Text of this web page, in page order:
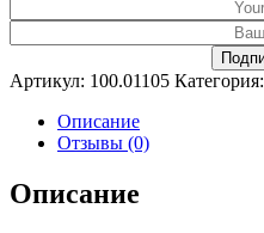
Артикул: 100.01105 Категория:
Описание
Отзывы (0)
Описание